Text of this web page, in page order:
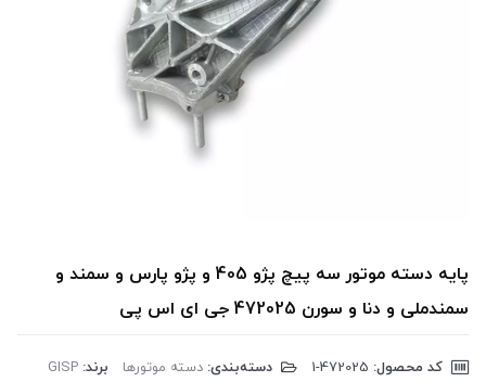
پایه دسته موتور سه پیچ پژو 405 و پژو پارس و سمند و
سمندملی و دنا و سورن 472025 جی ای اس پی
کد محصول: دسته‌بندی: دسته موتورها برند: GISP